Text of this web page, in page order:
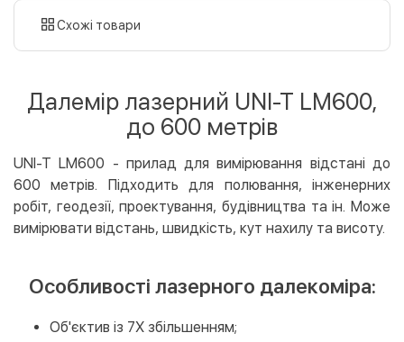
картою
LiqPay
Google Pay
Безготівковий розрахунок
Оплата на карту юр.особи
Безкоштовно
Кредит
Оплата частинами (Приватбанк)
Схожі товари
Далемір лазерний UNI-T LM600,
до 600 метрів
UNI-T LM600 - прилад для вимірювання відстані до
600 метрів. Підходить для полювання, інженерних
робіт, геодезії, проектування, будівництва та ін. Може
вимірювати відстань, швидкість, кут нахилу та висоту.
Особливості лазерного далекоміра:
Об'єктив із 7Х збільшенням;